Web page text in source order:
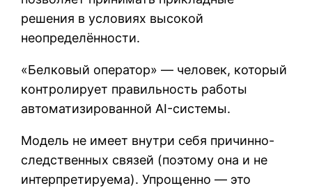
решения в условиях высокой
неопределённости.
«Белковый оператор» — человек, который
контролирует правильность работы
автоматизированной AI-системы.
Модель не имеет внутри себя причинно-
следственных связей (поэтому она и не
интерпретируема). Упрощенно — это